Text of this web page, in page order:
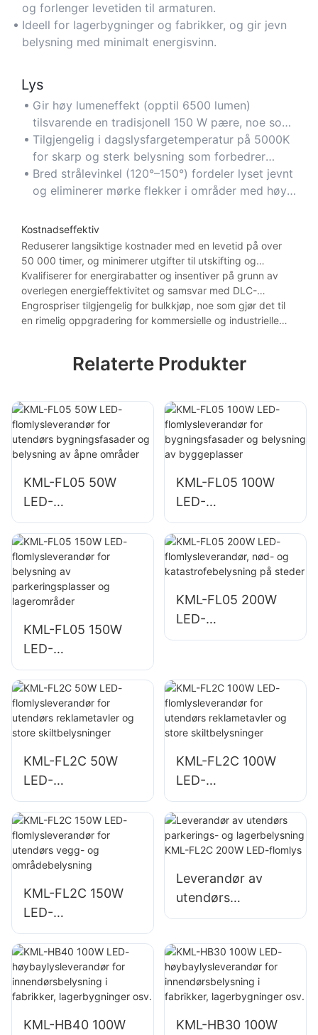
optimal lysstyrke opprettholdes.
og forlenger levetiden til armaturen.
Ideell for lagerbygninger og fabrikker, og gir jevn
belysning med minimalt energisvinn.
Lys
Gir høy lumeneffekt (opptil 6500 lumen)
tilsvarende en tradisjonell 150 W pære, noe som
sikrer klar sikt i store rom.
Tilgjengelig i dagslysfargetemperatur på 5000K
for skarp og sterk belysning som forbedrer
produktivitet og sikkerhet.
Bred strålevinkel (120°–150°) fordeler lyset jevnt
og eliminerer mørke flekker i områder med høyt
Kostnadseffektiv
Reduserer langsiktige kostnader med en levetid på over
50 000 timer, og minimerer utgifter til utskifting og
vedlikehold.
Kvalifiserer for energirabatter og insentiver på grunn av
overlegen energieffektivitet og samsvar med DLC-
standarder.
Engrospriser tilgjengelig for bulkkjøp, noe som gjør det til
en rimelig oppgradering for kommersielle og industrielle
Relaterte Produkter
KML-FL05 50W
LED-
flomlysleverandør
for utendørs
bygningsfasader
og belysning av
åpne områder
KML-FL05 100W
LED-
flomlysleverandør
for
bygningsfasader
og belysning av
byggeplasser
KML-FL05 150W
LED-
flomlysleverandør
for belysning av
parkeringsplasser
og lagerområder
KML-FL05 200W
LED-
flomlysleverandør,
katastrofebelysnin
g på steder
KML-FL2C 50W
LED-
flomlysleverandør
for utendørs
reklametavler og
store
KML-FL2C 100W
LED-
flomlysleverandør
for utendørs
reklametavler og
store
skiltbelysninger
KML-FL2C 150W
LED-
flomlysleverandør
for utendørs vegg-
og
områdebelysning
Leverandør av
utendørs
parkerings- og
KML-FL2C 200W
LED-flomlys
KML-HB40 100W KML-HB30 100W